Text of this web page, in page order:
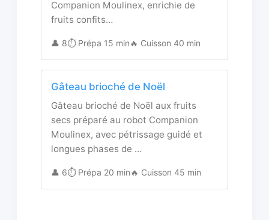
Companion Moulinex, enrichie de
fruits confits…
👤 8⏱️ Prépa 15 min🔥 Cuisson 40 min
Gâteau brioché de Noël
Gâteau brioché de Noël aux fruits
secs préparé au robot Companion
Moulinex, avec pétrissage guidé et
longues phases de …
👤 6⏱️ Prépa 20 min🔥 Cuisson 45 min